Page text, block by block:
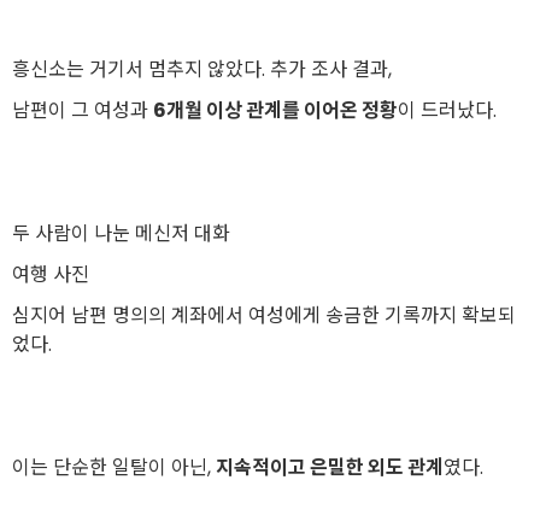
흥신소는 거기서 멈추지 않았다. 추가 조사 결과,
남편이 그 여성과 6개월 이상 관계를 이어온 정황이 드러났다.
두 사람이 나눈 메신저 대화
여행 사진
심지어 남편 명의의 계좌에서 여성에게 송금한 기록까지 확보되
었다.
이는 단순한 일탈이 아닌, 지속적이고 은밀한 외도 관계였다.